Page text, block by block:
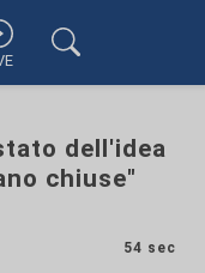
dell'idea
chiuse"
54 sec